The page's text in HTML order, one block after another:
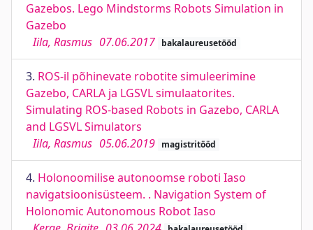
Gazebos. Lego Mindstorms Robots Simulation in
Gazebo
Iila, Rasmus 07.06.2017 bakalaureusetööd
3. ROS-il põhinevate robotite simuleerimine
Gazebo, CARLA ja LGSVL simulaatorites.
Simulating ROS-based Robots in Gazebo, CARLA
and LGSVL Simulators
Iila, Rasmus 05.06.2019 magistritööd
4. Holonoomilise autonoomse roboti Iaso
navigatsioonisüsteem. . Navigation System of
Holonomic Autonomous Robot Iaso